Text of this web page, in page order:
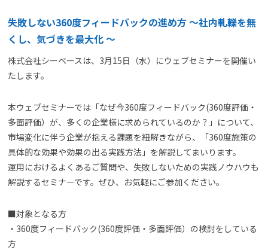
失敗しない360度フィードバックの進め方 ～社内軋轢を無
くし、気づきを最大化 ～
株式会社シーベースは、3月15日（水）にウェブセミナーを開催い
たします。
本ウェブセミナーでは「なぜ今360度フィードバック(360度評価・
多面評価）が、多くの企業様に求められているのか？」について、
市場変化に伴う企業が抱える課題を紐解きながら、「360度施策の
具体的な効果や効果の出る実践方法」を解説してまいります。
運用におけるよくあるご質問や、失敗しないための実践ノウハウも
解説するセミナーです。ぜひ、お気軽にご参加ください。
■対象となる方
・360度フィードバック(360度評価・多面評価）の検討をしている
方